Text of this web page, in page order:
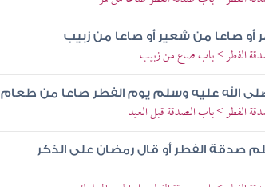
أو صاعا من شعير أو صاعا من زبيب
الفطر > باب صاع من زبيب
الله عليه وسلم يوم الفطر صاعا من طعام
الفطر > باب الصدقة قبل العيد
صدقة الفطر أو قال رمضان على الذكر